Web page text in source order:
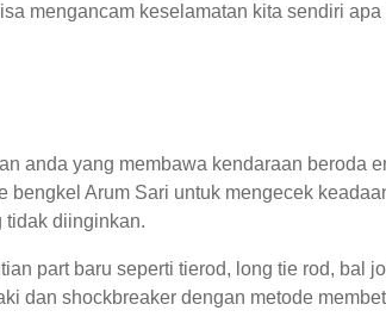
mengancam keselamatan kita sendiri
anda yang membawa kendaraan beroda
Arum Sari untuk mengecek
tidak diinginkan.
part baru seperti tierod, long tie rod, bal
dan shockbreaker dengan metode